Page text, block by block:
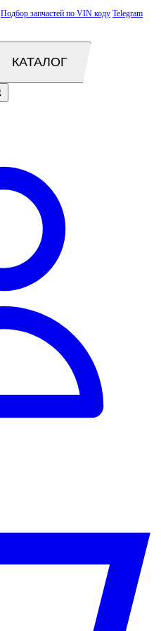
Подбор запчастей по VIN коду Telegram
КАТАЛОГ